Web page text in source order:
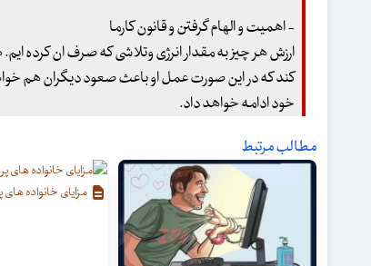
- اهمیت و الهام گرفتن و قانون کارما
ارزش هر چیز به مقدار انرژی وتلاشی که صرف ان کرده
کند که در این صورت عمل او باعث صعود دیگران هم
خود ادامه خواهد داد.
مطالب مرتبط
مزایای خانواده